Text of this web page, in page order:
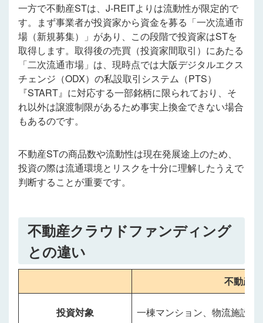
一方で不動産STは、J-REITよりは流動性が限定的で
す。まず事業者が投資家から資金を募る「一次流通市
場（新規募集）」があり、この段階で投資家はSTを
取得します。取得後の売買（投資家間取引）にあたる
「二次流通市場」は、現時点では大阪デジタルエクス
チェンジ（ODX）の私設取引システム（PTS）
『START』に対応する一部銘柄に限られており、そ
れ以外は譲渡制限があるため事実上換金できない場合
もあるのです。
不動産STの商品数や流動性は現在発展途上のため、
投資の際は流通環境とリスクを十分に理解したうえで
判断することが重要です。
不動産クラウドファンディング
との違い
不動産
投資対象 一棟マンション、物流施設な